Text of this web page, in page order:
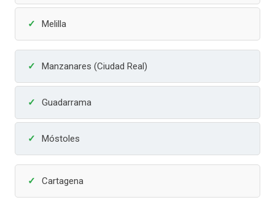
Melilla
Manzanares (Ciudad Real)
Guadarrama
Móstoles
Cartagena